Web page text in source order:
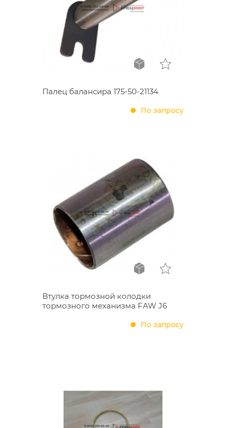
Палец балансира 175-50-21134
По запросу
Втулка тормозной колодки
тормозного механизма FAW J6
По запросу